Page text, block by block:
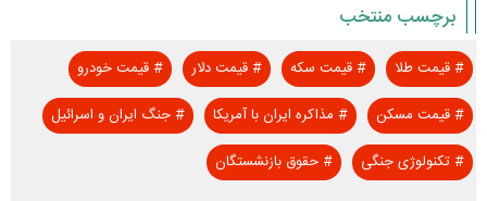
برچسب منتخب
#قیمت طلا #قیمت سکه #قیمت دلار #قیمت خودرو
#قیمت مسکن # مذاکره ایران با آمریکا #جنگ ایران و اسرائیل
#تکنولوژی جنگی #حقوق بازنشستگان